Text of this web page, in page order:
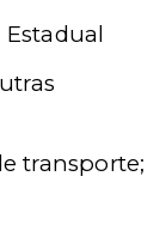
Estadual
transporte;